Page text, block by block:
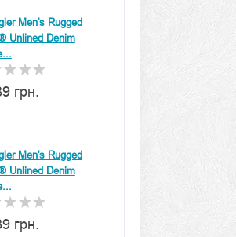
Men's Rugged
Unlined Denim
грн.
Men's Rugged
Unlined Denim
грн.